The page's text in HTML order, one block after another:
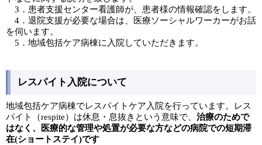
3．患者支援センター看護師が、患者様の情報確認をします。
4．退院支援が必要な場合は、医療ソーシャルワーカーがお話
を伺います。
5．地域包括ケア病棟に入院していただきます。
レスパイト入院について
地域包括ケア病棟でレスパイトケア入院を行っています。レス
パイト（respite）は休息・息抜きという意味で、 治療のためで
はなく、医療的な管理や処置が必要な方などの病院での短期滞
在(ショートステイ)です